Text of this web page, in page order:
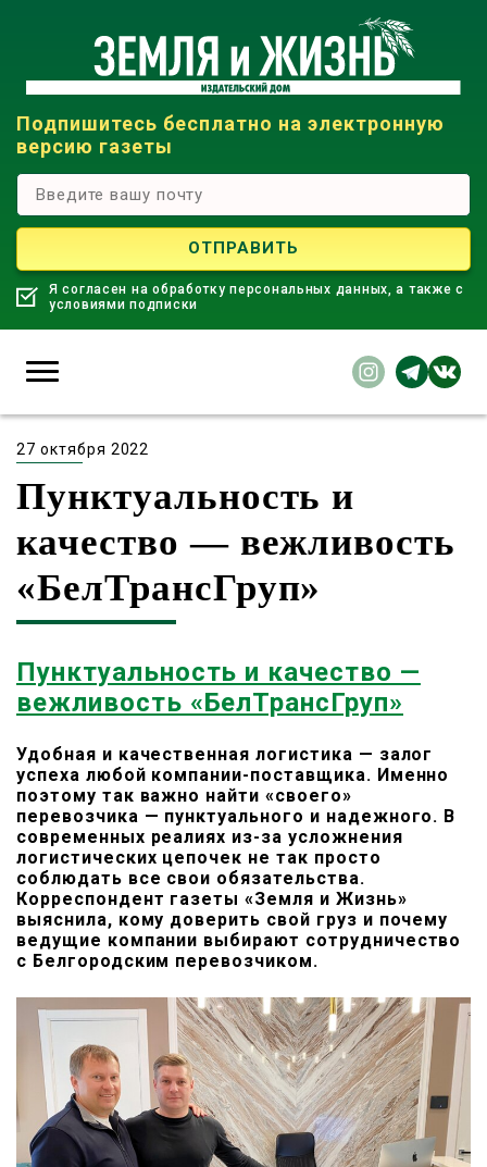
Подпишитесь бесплатно на электронную
версию газеты
Я согласен на обработку персональных данных, а также с
условиями подписки
27 октября 2022
Пунктуальность и
качество — вежливость
«БелТрансГруп»
Пунктуальность и качество —
вежливость «БелТрансГруп»
Удобная и качественная логистика — залог
успеха любой компании-поставщика. Именно
поэтому так важно найти «своего»
перевозчика — пунктуального и надежного. В
современных реалиях из-за усложнения
логистических цепочек не так просто
соблюдать все свои обязательства.
Корреспондент газеты «Земля и Жизнь»
выяснила, кому доверить свой груз и почему
ведущие компании выбирают сотрудничество
с Белгородским перевозчиком.